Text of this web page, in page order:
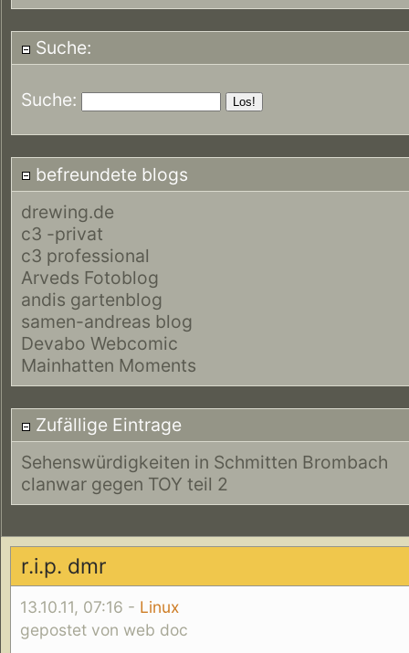
Suche:
Suche:
befreundete blogs
drewing.de
c3 -privat
c3 professional
Arveds Fotoblog
andis gartenblog
samen-andreas blog
Devabo Webcomic
Mainhatten Moments
Zufällige Eintrage
Sehenswürdigkeiten in Schmitten Brombach
clanwar gegen TOY teil 2
r.i.p. dmr
13.10.11, 07:16 - Linux
gepostet von web doc